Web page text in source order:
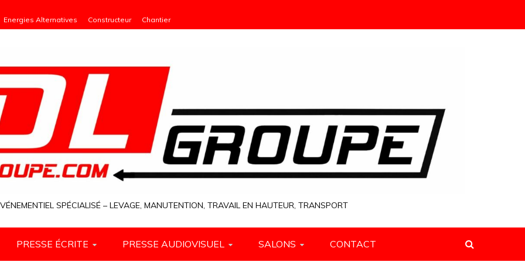
Energies Alternatives Constructeur Chantier
SPÉCIALISÉ – LEVAGE, MANUTENTION, TRAVAIL EN HAUTEUR, TRANSPORT
PRESSE ÉCRITE PRESSE AUDIOVISUEL SALONS CONTACT